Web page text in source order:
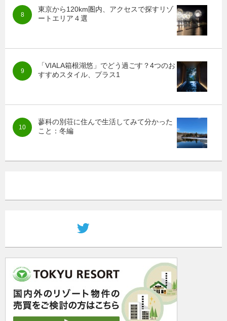
東京から120km圏内、アクセスで探すリゾ
ートエリア４選
「VIALA箱根湖悠」でどう過ごす？4つのお
すすめスタイル、プラス1
蓼科の別荘に住んで生活してみて分かった
こと：冬編